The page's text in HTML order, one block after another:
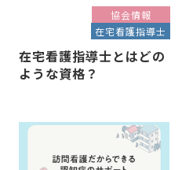
協会情報
在宅看護指導士
在宅看護指導士とはどの
ような資格？